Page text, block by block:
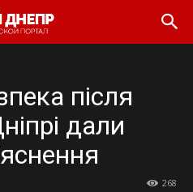
після
дали
268